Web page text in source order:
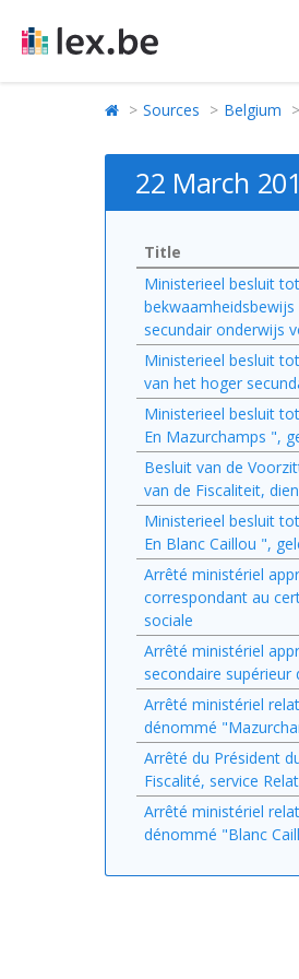
Sources Belgium
22 March
Title
Ministerieel besluit
secundair onderwijs
Ministerieel besluit
van het hoger
Ministerieel besluit
En Mazurchamps ",
Besluit van de
van de Fiscaliteit,
Ministerieel besluit
En Blanc Caillou ",
Arrêté ministériel
correspondant au
sociale
Arrêté ministériel
secondaire
Arrêté ministériel
dénommé
Arrêté du Président
Fiscalité, service
Arrêté ministériel
dénommé "Blanc